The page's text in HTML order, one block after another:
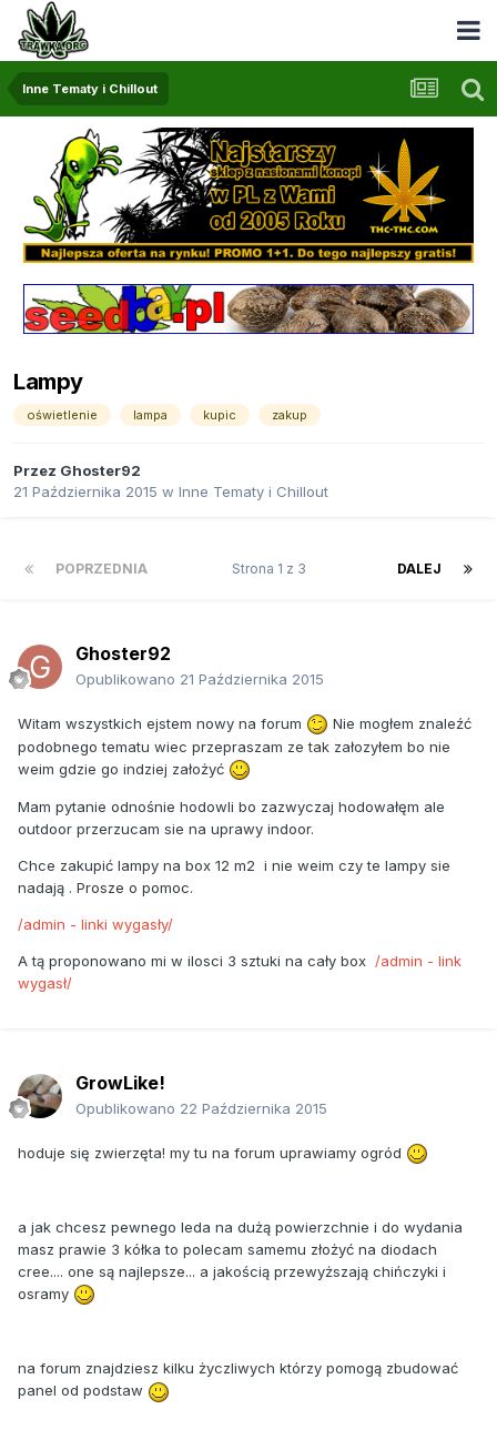
Inne Tematy i Chillout
Lampy
oświetlenie lampa kupic zakup
Przez Ghoster92
21 Października 2015 w Inne Tematy i Chillout
POPRZEDNIA DALEJ
Strona 1 z 3
Ghoster92
Opublikowano 21 Października 2015
Witam wszystkich ejstem nowy na forum
Nie mogłem znaleźć
podobnego tematu wiec przepraszam ze tak załozyłem bo nie
weim gdzie go indziej założyć
Mam pytanie odnośnie hodowli bo zazwyczaj hodowałęm ale
outdoor przerzucam sie na uprawy indoor.
Chce zakupić lampy na box 12 m2 i nie weim czy te lampy sie
nadają . Prosze o pomoc.
/admin - linki wygasły/
A tą proponowano mi w ilosci 3 sztuki na cały box /admin - link
wygasł/
GrowLike!
Opublikowano 22 Października 2015
hoduje się zwierzęta! my tu na forum uprawiamy ogród
a jak chcesz pewnego leda na dużą powierzchnie i do wydania
masz prawie 3 kółka to polecam samemu złożyć na diodach
cree.... one są najlepsze... a jakością przewyższają chińczyki i
osramy
na forum znajdziesz kilku życzliwych którzy pomogą zbudować
panel od podstaw